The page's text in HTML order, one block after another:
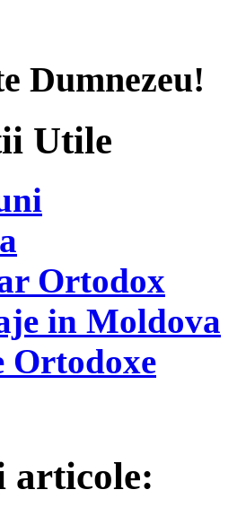
Dumnezeu!
Utile
Ortodox
in Moldova
Ortodoxe
articole: